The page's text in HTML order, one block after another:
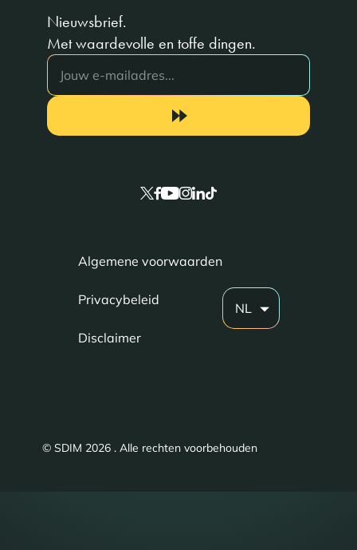
Nieuwsbrief.
Met waardevolle en toffe dingen.
Algemene voorwaarden
Privacybeleid
Disclaimer
NL
© SDIM 2026 . Alle rechten voorbehouden